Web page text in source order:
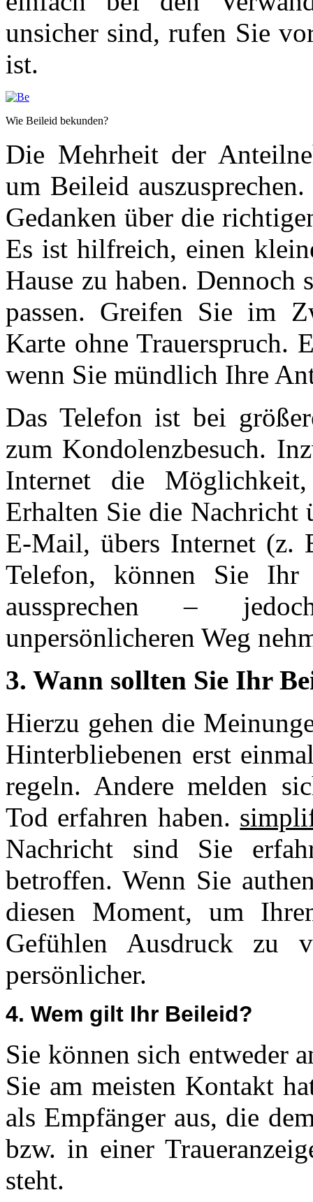
unsicher sind, rufen Sie
ist.
Wie Beileid bekunden?
Die Mehrheit der
um Beileid
Gedanken über die
Es ist hilfreich, einen
Hause zu haben. Dennoch
passen. Greifen Sie im
Karte ohne Trauerspruch.
wenn Sie mündlich Ihre
Das Telefon ist bei
zum Kondolenzbesuch.
Internet die
Erhalten Sie die Nachricht
E-Mail, übers Internet (z.
Telefon, können Sie Ihr
aussprechen –
unpersönlicheren Weg
3. Wann sollten Sie Ihr
Hierzu gehen die
Hinterbliebenen erst
regeln. Andere melden
Tod erfahren haben.
Nachricht sind Sie
betroffen. Wenn Sie
diesen Moment, um
Gefühlen Ausdruck zu
persönlicher.
4. Wem gilt Ihr Beileid?
Sie können sich entweder
Sie am meisten Kontakt
als Empfänger aus, die
bzw. in einer
steht.